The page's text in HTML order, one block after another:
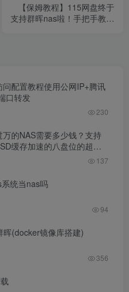
【保姆教程】115网盘终于
支持群晖nas啦！手把手教你
配置教程使用公网IP+腾讯
口转发
230
的NAS需要多少钱？支持
缓存加速的八盘位的超级
一台多盘位、高性能的黑群137
统当nas吗
94
晖(docker镜像库搭建)
356